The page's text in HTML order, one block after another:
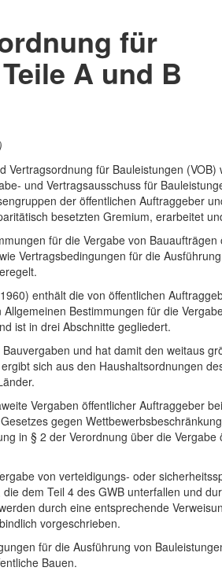
für
A und B
Vertragsordnung für Bauleistungen (VOB)
und Vertragsausschuss für
der öffentlichen Auftraggeber
besetzten Gremium, erarbeitet
für die Vergabe von Bauaufträgen
Vertragsbedingungen für die
enthält die von öffentlichen
Bestimmungen für die
ist in drei Abschnitte gegliedert.
und hat damit den weitaus
sich aus den Haushaltsordnungen
Vergaben öffentlicher Auftraggeber
gegen
in § 2 der Verordnung über die Vergabe
von verteidigungs- oder
dem Teil 4 des GWB unterfallen und
durch eine entsprechende
vorgeschrieben.
für die Ausführung von
Bauen.